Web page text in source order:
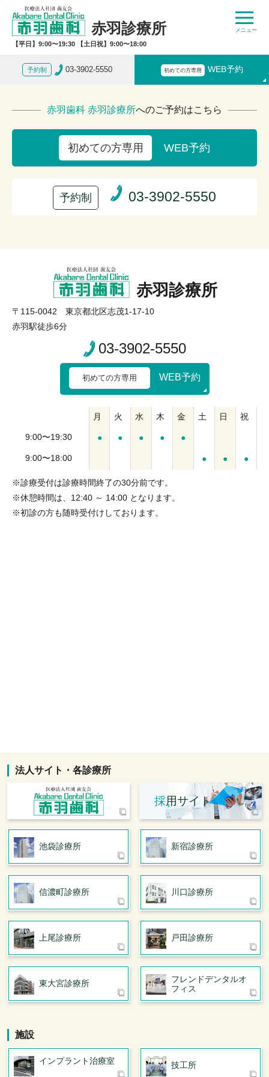
赤羽診療所
【平日】9:00〜19:30 【土日祝】9:00〜18:00
予約制 03-3902-5550 初めての方専用 WEB予約
赤羽歯科 赤羽診療所へのご予約はこちら
初めての方専用 WEB予約
予約制 03-3902-5550
赤羽診療所
〒115-0042 東京都北区志茂1-17-10
赤羽駅徒歩6分
03-3902-5550
初めての方専用 WEB予約
月 火 水 木 金 土 日 祝
9:00〜19:30 ● ● ● ● ●
9:00〜18:00 ● ● ●
※診療受付は診療時間終了の30分前です。
※休憩時間は、12:40 ～ 14:00 となります。
※初診の方も随時受付けしております。
法人サイト・各診療所
採用サイト
池袋診療所 新宿診療所
信濃町診療所 川口診療所
上尾診療所 戸田診療所
東大宮診療所 フレンドデンタルオ
フィス
施設
インプラント治療室 技工所